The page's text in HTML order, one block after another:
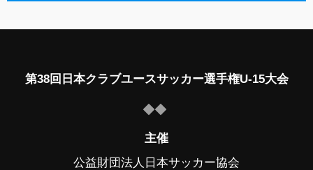
第38回日本クラブユースサッカー選手権U-15大会
主催
公益財団法人日本サッカー協会